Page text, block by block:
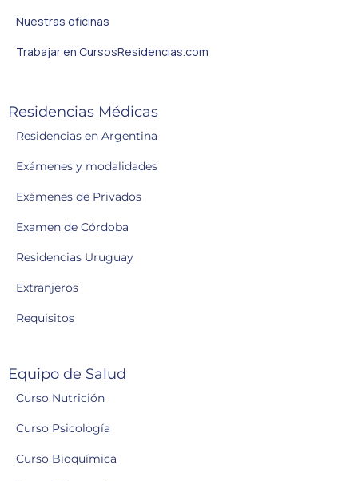
Nuestras oficinas
Trabajar en CursosResidencias.com
Residencias Médicas
Residencias en Argentina
Exámenes y modalidades
Exámenes de Privados
Examen de Córdoba
Residencias Uruguay
Extranjeros
Requisitos
Equipo de Salud
Curso Nutrición
Curso Psicología
Curso Bioquímica